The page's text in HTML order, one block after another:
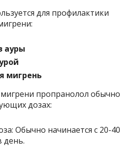
для профилактики
ауры
мигрень
пропранолол обычно
дозах:
Обычно начинается с 20-40
день.